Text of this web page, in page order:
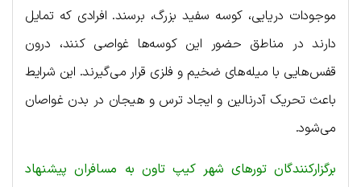
موجودات دریایی، کوسه سفید بزرگ، برسند. افرادی که تمایل
دارند در مناطق حضور این کوسه‌ها غواصی کنند، درون
قفس‌هایی با میله‌های ضخیم و فلزی قرار می‌گیرند. این شرایط
باعث تحریک آدرنالین و ایجاد ترس و هیجان در بدن غواصان
می‌شود.
برگزارکنندگان تورهای شهر کیپ تاون به مسافران پیشنهاد